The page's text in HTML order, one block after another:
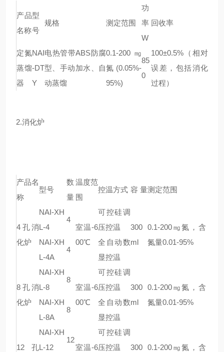
产品
名称
型
号
规格 测定范围
功
率
W
回收率
定氮
蒸馏
器
NAI
-DT
Y
电热管带ABS防腐
型、手动加水、自
动蒸馏
0.1-200㎎
氮(0.05%-
95%)
85
0
100±0.5%（相对
误差，包括消化
过程）
2.消化炉
产品名
称
型号
数
量
温度范
围
控温方式 容 量测定范围
4孔消
化炉
NAI-XH
L-4
4
室温-6
00℃
可控硅调
压控温
300
ml
0.1-200㎎氮，含
氮量0.01-95%
NAI-XH
L-4A
4
全自动数
显控温
8孔消
化炉
NAI-XH
L-8
8
室温-6
00℃
可控硅调
压控温
300
ml
0.1-200㎎氮，含
氮量0.01-95%
NAI-XH
L-8A
8
全自动数
显控温
12孔
NAI-XH
L-12
12
室温-6
可控硅调
压控温
300 0.1-200㎎氮，含